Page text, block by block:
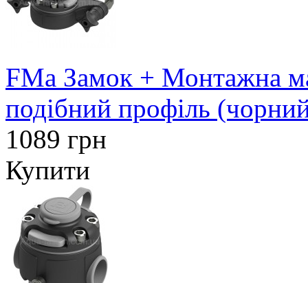
FMa Замок + Монтажна
подібний профіль
1089 грн
Купити